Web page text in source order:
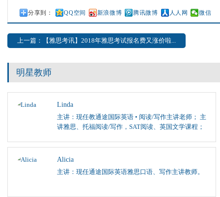
分享到： QQ空间 新浪微博 腾讯微博 人人网 微信
上一篇：【雅思考讯】2018年雅思考试报名费又涨价啦...
明星教师
Linda
主讲：现任教通途国际英语 • 阅读/写作主讲老师； 主
讲雅思、托福阅读/写作，SAT阅读、英国文学课程；
Alicia
主讲：现任通途国际英语雅思口语、写作主讲教师。